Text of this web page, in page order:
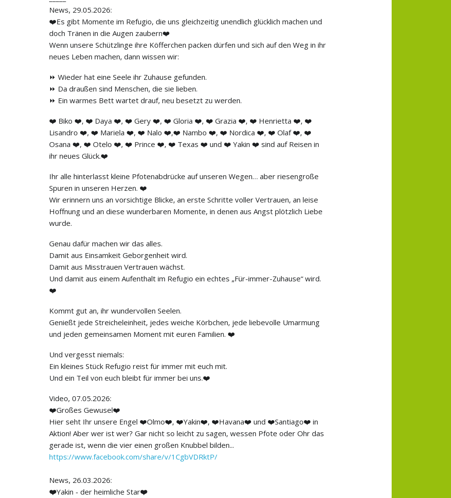
News, 29.05.2026:
❤️Es gibt Momente im Refugio, die uns gleichzeitig unendlich glücklich machen und
doch Tränen in die Augen zaubern❤️
Wenn unsere Schützlinge ihre Köfferchen packen dürfen und sich auf den Weg in ihr
neues Leben machen, dann wissen wir:
⏩ Wieder hat eine Seele ihr Zuhause gefunden.
⏩ Da draußen sind Menschen, die sie lieben.
⏩ Ein warmes Bett wartet drauf, neu besetzt zu werden.
❤️ Biko ❤️, ❤️ Daya ❤️, ❤️ Gery ❤️, ❤️ Gloria ❤️, ❤️ Grazia ❤️, ❤️ Henrietta ❤️, ❤️
Lisandro ❤️, ❤️ Mariela ❤️, ❤️ Nalo ❤️,❤️ Nambo ❤️, ❤️ Nordica ❤️, ❤️ Olaf ❤️, ❤️
Osana ❤️, ❤️ Otelo ❤️, ❤️ Prince ❤️, ❤️ Texas ❤️ und ❤️ Yakin ❤️ sind auf Reisen in
ihr neues Glück.❤️
Ihr alle hinterlasst kleine Pfotenabdrücke auf unseren Wegen… aber riesengroße
Spuren in unseren Herzen. ❤️
Wir erinnern uns an vorsichtige Blicke, an erste Schritte voller Vertrauen, an leise
Hoffnung und an diese wunderbaren Momente, in denen aus Angst plötzlich Liebe
wurde.
Genau dafür machen wir das alles.
Damit aus Einsamkeit Geborgenheit wird.
Damit aus Misstrauen Vertrauen wächst.
Und damit aus einem Aufenthalt im Refugio ein echtes „Für-immer-Zuhause“ wird.
❤️
Kommt gut an, ihr wundervollen Seelen.
Genießt jede Streicheleinheit, jedes weiche Körbchen, jede liebevolle Umarmung
und jeden gemeinsamen Moment mit euren Familien. ❤️
Und vergesst niemals:
Ein kleines Stück Refugio reist für immer mit euch mit.
Und ein Teil von euch bleibt für immer bei uns.❤️
Video, 07.05.2026:
❤️Großes Gewusel❤️
Hier seht Ihr unsere Engel ❤️Olmo❤️, ❤️Yakin❤️, ❤️Havana❤️ und ❤️Santiago❤️ in
Aktion! Aber wer ist wer? Gar nicht so leicht zu sagen, wessen Pfote oder Ohr das
gerade ist, wenn die vier einen großen Knubbel bilden...
https://www.facebook.com/share/v/1CgbVDRktP/
News, 26.03.2026:
❤️Yakin - der heimliche Star❤️